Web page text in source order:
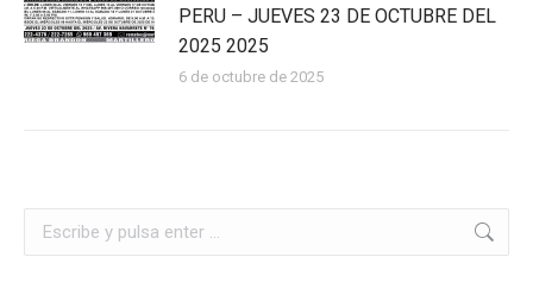
PERU – JUEVES 23 DE OCTUBRE DEL
2025 2025
6 de octubre de 2025